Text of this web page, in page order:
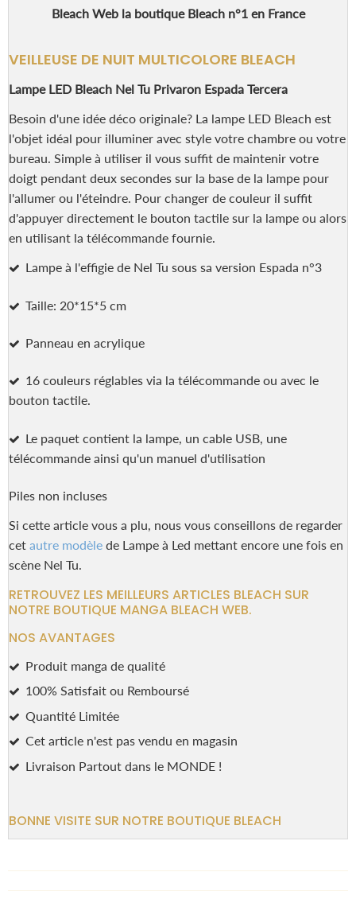
Bleach Web la boutique Bleach n°1 en France
VEILLEUSE DE NUIT MULTICOLORE BLEACH
Lampe LED Bleach Nel Tu Privaron Espada Tercera
Besoin d'une idée déco originale? La lampe LED Bleach est
l'objet idéal pour illuminer avec style votre chambre ou votre
bureau. Simple à utiliser il vous suffit de maintenir votre
doigt pendant deux secondes sur la base de la lampe pour
l'allumer ou l'éteindre. Pour changer de couleur il suffit
d'appuyer directement le bouton tactile sur la lampe ou alors
en utilisant la télécommande fournie.
Lampe à l'effigie de Nel Tu sous sa version Espada n°3
Taille: 20*15*5 cm
Panneau en acrylique
16 couleurs réglables via la télécommande ou avec le
bouton tactile.
Le paquet contient la lampe, un cable USB, une
télécommande ainsi qu'un manuel d'utilisation
Piles non incluses
Si cette article vous a plu, nous vous conseillons de regarder
cet autre modèle de Lampe à Led mettant encore une fois en
scène Nel Tu.
RETROUVEZ LES MEILLEURS ARTICLES BLEACH SUR
NOTRE BOUTIQUE MANGA BLEACH WEB.
NOS AVANTAGES
Produit manga de qualité
100% Satisfait ou Remboursé
Quantité Limitée
Cet article n'est pas vendu en magasin
Livraison Partout dans le MONDE !
BONNE VISITE SUR NOTRE BOUTIQUE BLEACH